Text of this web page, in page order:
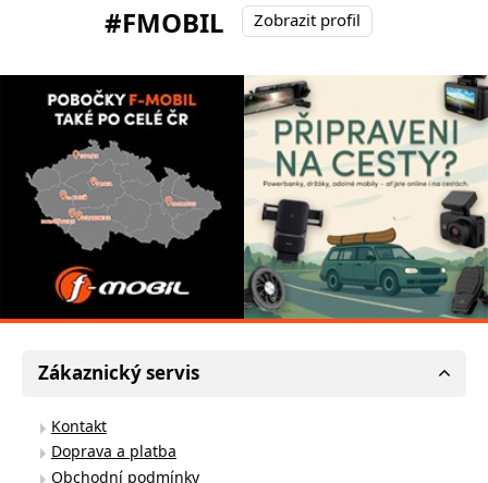
#FMOBIL
Zobrazit profil
Zákaznický servis
Kontakt
Doprava a platba
Obchodní podmínky